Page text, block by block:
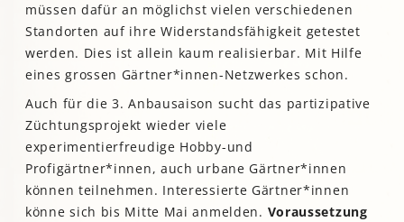
müssen dafür an möglichst vielen verschiedenen
Standorten auf ihre Widerstandsfähigkeit getestet
werden. Dies ist allein kaum realisierbar. Mit Hilfe
eines grossen Gärtner*innen-Netzwerkes schon.
Auch für die 3. Anbausaison sucht das partizipative
Züchtungsprojekt wieder viele
experimentierfreudige Hobby-und
Profigärtner*innen, auch urbane Gärtner*innen
können teilnehmen. Interessierte Gärtner*innen
könne sich bis Mitte Mai anmelden. Voraussetzung